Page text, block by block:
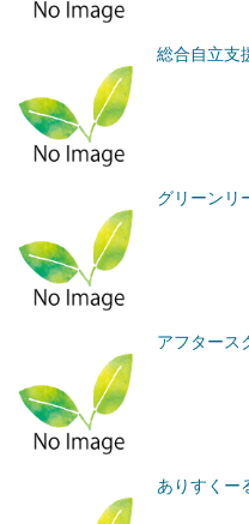
総合自立支
グリーンリ
アフタース
ありすくー